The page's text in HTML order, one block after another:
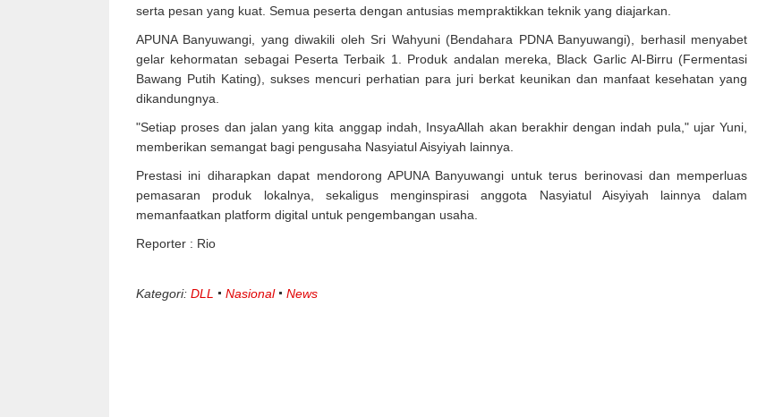
serta pesan yang kuat. Semua peserta dengan antusias mempraktikkan teknik yang diajarkan.
APUNA Banyuwangi, yang diwakili oleh Sri Wahyuni (Bendahara PDNA Banyuwangi), berhasil menyabet
gelar kehormatan sebagai Peserta Terbaik 1. Produk andalan mereka, Black Garlic Al-Birru (Fermentasi
Bawang Putih Kating), sukses mencuri perhatian para juri berkat keunikan dan manfaat kesehatan yang
dikandungnya.
"Setiap proses dan jalan yang kita anggap indah, InsyaAllah akan berakhir dengan indah pula," ujar Yuni,
memberikan semangat bagi pengusaha Nasyiatul Aisyiyah lainnya.
Prestasi ini diharapkan dapat mendorong APUNA Banyuwangi untuk terus berinovasi dan memperluas
pemasaran produk lokalnya, sekaligus menginspirasi anggota Nasyiatul Aisyiyah lainnya dalam
memanfaatkan platform digital untuk pengembangan usaha.
Reporter : Rio
Kategori: DLL Nasional News